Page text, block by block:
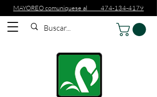
MAYOREO comuniquese al 474-134-4179